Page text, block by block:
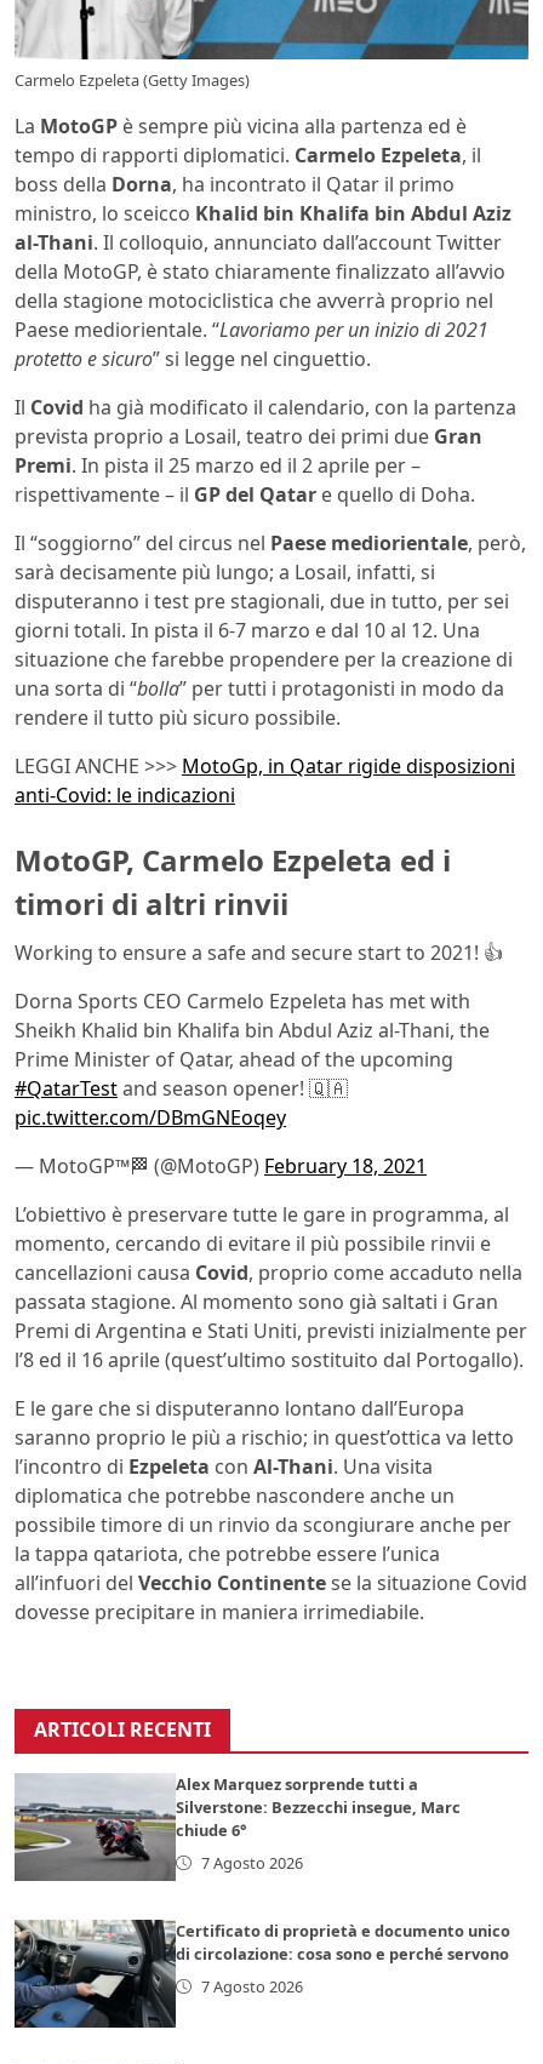
Carmelo Ezpeleta (Getty Images)
La MotoGP è sempre più vicina alla partenza ed è
tempo di rapporti diplomatici. Carmelo Ezpeleta, il
boss della Dorna, ha incontrato il Qatar il primo
ministro, lo sceicco Khalid bin Khalifa bin Abdul Aziz
al-Thani. Il colloquio, annunciato dall’account Twitter
della MotoGP, è stato chiaramente finalizzato all’avvio
della stagione motociclistica che avverrà proprio nel
Paese mediorientale. “Lavoriamo per un inizio di 2021
protetto e sicuro” si legge nel cinguettio.
Il Covid ha già modificato il calendario, con la partenza
prevista proprio a Losail, teatro dei primi due Gran
Premi. In pista il 25 marzo ed il 2 aprile per –
rispettivamente – il GP del Qatar e quello di Doha.
Il “soggiorno” del circus nel Paese mediorientale, però,
sarà decisamente più lungo; a Losail, infatti, si
disputeranno i test pre stagionali, due in tutto, per sei
giorni totali. In pista il 6-7 marzo e dal 10 al 12. Una
situazione che farebbe propendere per la creazione di
una sorta di “bolla” per tutti i protagonisti in modo da
rendere il tutto più sicuro possibile.
LEGGI ANCHE >>> MotoGp, in Qatar rigide disposizioni
anti-Covid: le indicazioni
MotoGP, Carmelo Ezpeleta ed i
timori di altri rinvii
Working to ensure a safe and secure start to 2021! 👍
Dorna Sports CEO Carmelo Ezpeleta has met with
Sheikh Khalid bin Khalifa bin Abdul Aziz al-Thani, the
Prime Minister of Qatar, ahead of the upcoming
#QatarTestand season opener! 🇶🇦
pic.twitter.com/DBmGNEoqey
— MotoGP™🏁 (@MotoGP) February 18, 2021
L’obiettivo è preservare tutte le gare in programma, al
momento, cercando di evitare il più possibile rinvii e
cancellazioni causa Covid, proprio come accaduto nella
passata stagione. Al momento sono già saltati i Gran
Premi di Argentina e Stati Uniti, previsti inizialmente per
l’8 ed il 16 aprile (quest’ultimo sostituito dal Portogallo).
E le gare che si disputeranno lontano dall’Europa
saranno proprio le più a rischio; in quest’ottica va letto
l’incontro di Ezpeleta con Al-Thani. Una visita
diplomatica che potrebbe nascondere anche un
possibile timore di un rinvio da scongiurare anche per
la tappa qatariota, che potrebbe essere l’unica
all’infuori del Vecchio Continentese la situazione Covid
dovesse precipitare in maniera irrimediabile.
ARTICOLI RECENTI
Alex Marquez sorprende tutti a
Silverstone: Bezzecchi insegue, Marc
chiude 6°
7 Agosto 2026
Certificato di proprietà e documento unico
di circolazione: cosa sono e perché servono
7 Agosto 2026